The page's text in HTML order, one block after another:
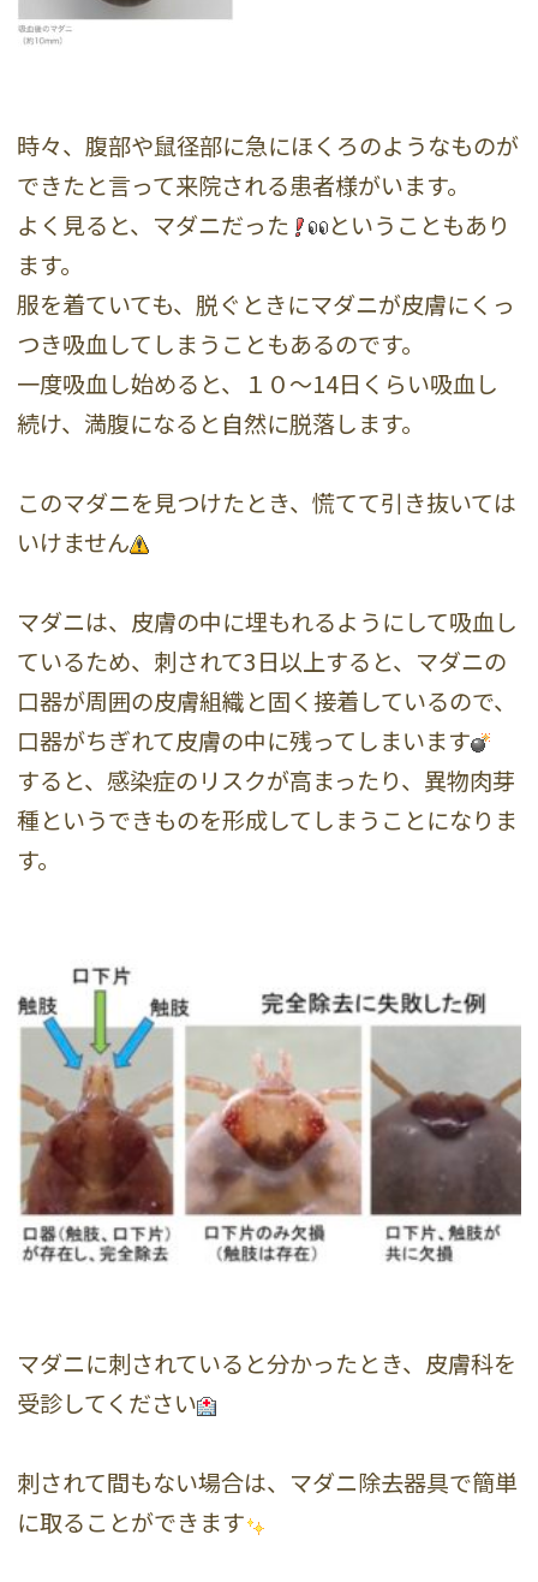
時々、腹部や鼠径部に急にほくろのようなものが
できたと言って来院される患者様がいます。
よく見ると、マダニだった
ということもあり
ます。
服を着ていても、脱ぐときにマダニが皮膚にくっ
つき吸血してしまうこともあるのです。
一度吸血し始めると、１０〜14日くらい吸血し
続け、満腹になると自然に脱落します。
このマダニを見つけたとき、慌てて引き抜いては
いけません
マダニは、皮膚の中に埋もれるようにして吸血し
ているため、刺されて3日以上すると、マダニの
口器が周囲の皮膚組織と固く接着しているので、
口器がちぎれて皮膚の中に残ってしまいます
すると、感染症のリスクが高まったり、異物肉芽
種というできものを形成してしまうことになりま
す。
マダニに刺されていると分かったとき、皮膚科を
受診してください
刺されて間もない場合は、マダニ除去器具で簡単
に取ることができます